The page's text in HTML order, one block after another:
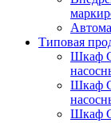
Типовая
Шкаф
Шкаф
Шкаф